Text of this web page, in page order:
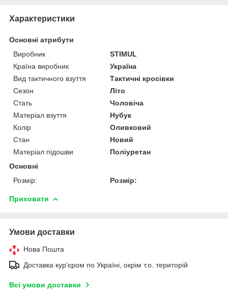
Характеристики
Основні атрибути
Виробник
STIMUL
Країна виробник
Україна
Вид тактичного взуття
Тактичні кросівки
Сезон
Літо
Стать
Чоловіча
Матеріал взуття
Нубук
Колір
Оливковий
Стан
Новий
Матеріал підошви
Поліуретан
Основні
Розмір:
Розмір:
Приховати
Умови доставки
Нова Пошта
Доставка кур'єром по Україні, окрім т.о. територій
Всі умови доставки